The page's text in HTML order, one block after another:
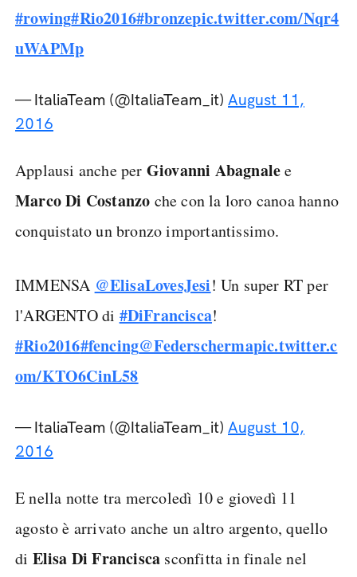
#rowing#Rio2016#bronzepic.twitter.com/Nqr4
uWAPMp
— ItaliaTeam (@ItaliaTeam_it) August 11,
2016
Applausi anche per Giovanni Abagnalee
Marco Di Costanzo che con la loro canoa hanno
conquistato un bronzo importantissimo.
IMMENSA @ElisaLovesJesi! Un super RT per
l'ARGENTO di #DiFrancisca!
#Rio2016#fencing@Federschermapic.twitter.c
om/KTO6CinL58
— ItaliaTeam (@ItaliaTeam_it) August 10,
2016
E nella notte tra mercoledì 10 e giovedì 11
agosto è arrivato anche un altro argento, quello
di Elisa Di Francisca sconfitta in finale nel